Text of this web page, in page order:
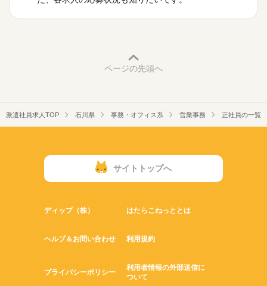
ページの先頭へ
派遣社員求人TOP 石川県 事務・オフィス系 営業事務 正社員の一覧
サイトトップへ
ディップ（株） はたらこねっととは
ヘルプ＆お問い合わせ 利用規約
プライバシーポリシー
利用者情報の外部送信に
ついて